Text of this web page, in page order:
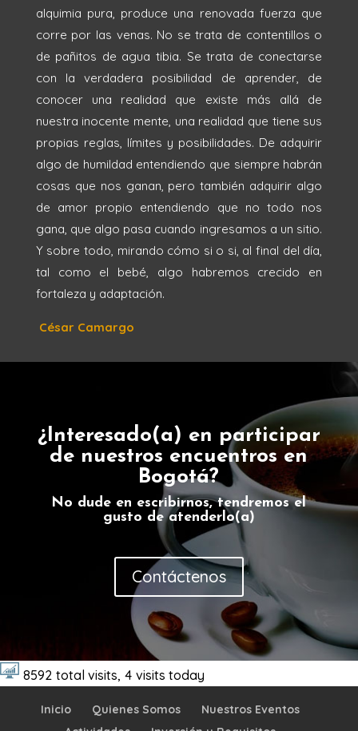
alquimia pura, produce una renovada fuerza que
corre por las venas. No se trata de contentillos o
de pañitos de agua tibia. Se trata de conectarse
con la verdadera posibilidad de aprender, de
conocer una realidad que existe más allá de
nuestra inocente mente, una realidad que tiene sus
propias reglas, límites y posibilidades. De adquirir
algo de humildad entendiendo que siempre habrán
cosas que nos ganan, pero también adquirir algo
de amor propio entendiendo que no todo nos
gana, que algo pasa cuando ingresamos a un sitio.
Y sobre todo, mirando cómo si o si, al final del día,
tal como el bebé, algo habremos crecido en
fortaleza y adaptación.
César Camargo
¿Interesado(a) en participar
de nuestros encuentros en
Bogotá?
No dude en escribirnos, tendremos el
gusto de atenderlo(a)
Contáctenos
8592 total visits, 4 visits today
Inicio Quienes Somos
Nuestros Eventos